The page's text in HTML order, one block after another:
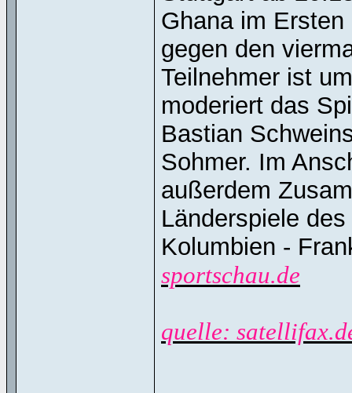
Ghana im
gegen den
Teilnehmer ist
moderiert das
Bastian
Sohmer. Im
außerdem
Länderspiele
Kolumbien -
sportschau.de
quelle: